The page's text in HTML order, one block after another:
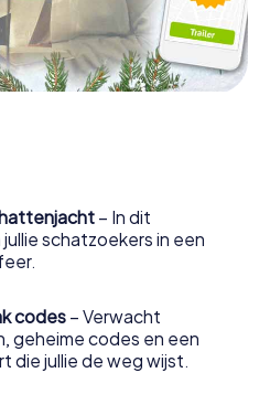
je bijvoorbeeld op de
maken! Voel je vrij om jezelf
of een warme
te warmen - maar vergeet
uw
een uitstekend
in
speurtocht kan het
uitstapje naar de kerstmarkt
zijn met het Xmas
speurtocht biedt immers alles
– In dit
schatzoekers in een
codes – Verwacht
geheime codes en een
die jullie de weg wijst.